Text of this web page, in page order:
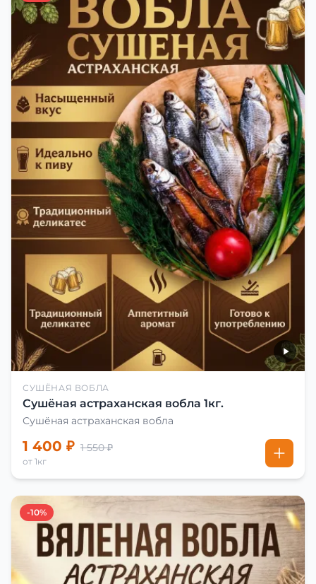
СУШЁНАЯ ВОБЛА
Сушёная астраханская вобла 1кг.
Сушёная астраханская вобла
1 400 ₽ 1 550 ₽
от 1кг
-10%